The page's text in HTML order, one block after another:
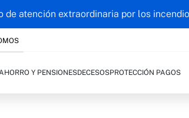
de atención extraordinaria por los
Y PENSIONESDECESOSPROTECCIÓN PAGOS